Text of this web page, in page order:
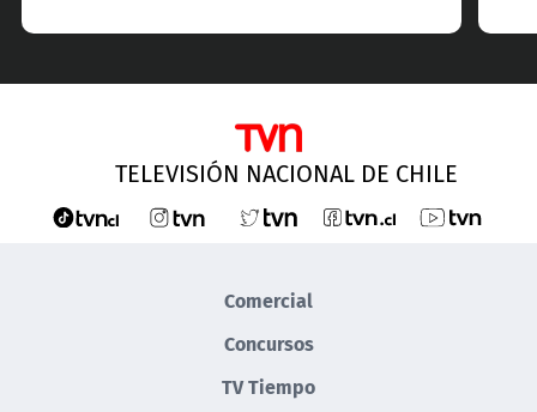
TELEVISIÓN NACIONAL DE CHILE
Comercial
Concursos
TV Tiempo